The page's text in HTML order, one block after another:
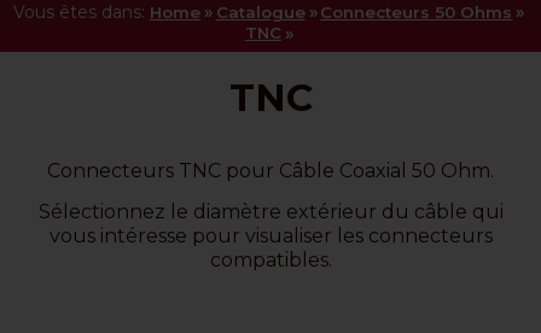
Vous êtes dans: Home » Catalogue » Connecteurs 50 Ohms »
TNC »
TNC
Connecteurs TNC pour Câble Coaxial 50 Ohm.
Sélectionnez le diamètre extérieur du câble qui
vous intéresse pour visualiser les connecteurs
compatibles.